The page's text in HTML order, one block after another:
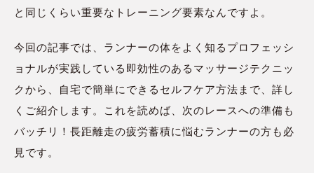
と同じくらい重要なトレーニング要素なんですよ。
今回の記事では、ランナーの体をよく知るプロフェッシ
ョナルが実践している即効性のあるマッサージテクニッ
クから、自宅で簡単にできるセルフケア方法まで、詳し
くご紹介します。これを読めば、次のレースへの準備も
バッチリ！長距離走の疲労蓄積に悩むランナーの方も必
見です。